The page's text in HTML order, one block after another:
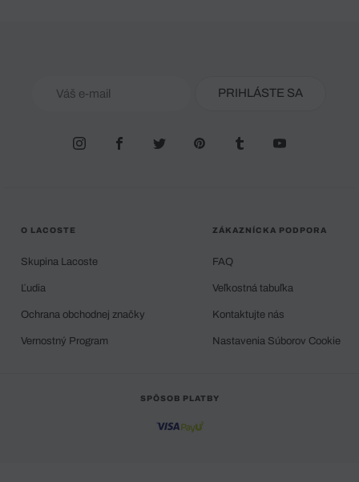
PRIHLÁSTE SA
O LACOSTE
Skupina Lacoste
Ľudia
Ochrana obchodnej značky
Vernostný Program
ZÁKAZNÍCKA PODPORA
FAQ
Veľkostná tabuľka
Kontaktujte nás
Nastavenia Súborov Cookie
SPÔSOB PLATBY